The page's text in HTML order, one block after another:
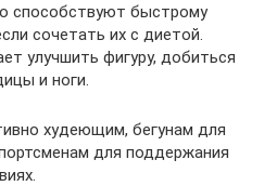
способствуют быстрому
сочетать их с диетой.
улучшить фигуру, добиться
и ноги.
худеющим, бегунам для
для поддержания